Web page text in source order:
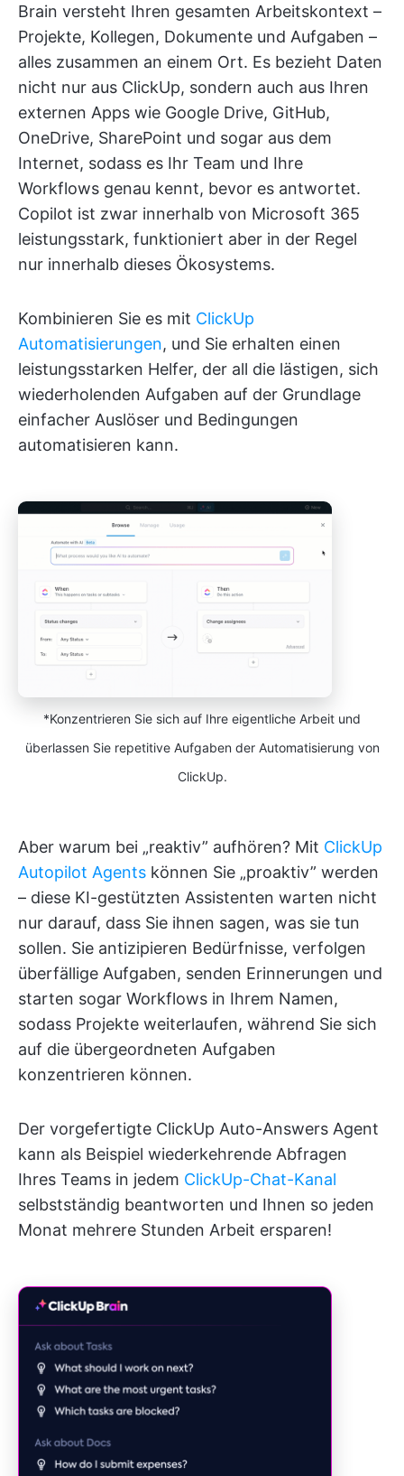
Brain versteht Ihren gesamten Arbeitskontext –
Projekte, Kollegen, Dokumente und Aufgaben –
alles zusammen an einem Ort. Es bezieht Daten
nicht nur aus ClickUp, sondern auch aus Ihren
externen Apps wie Google Drive, GitHub,
OneDrive, SharePoint und sogar aus dem
Internet, sodass es Ihr Team und Ihre
Workflows genau kennt, bevor es antwortet.
Copilot ist zwar innerhalb von Microsoft 365
leistungsstark, funktioniert aber in der Regel
nur innerhalb dieses Ökosystems.
Kombinieren Sie es mit ClickUp
Automatisierungen, und Sie erhalten einen
leistungsstarken Helfer, der all die lästigen, sich
wiederholenden Aufgaben auf der Grundlage
einfacher Auslöser und Bedingungen
automatisieren kann.
*Konzentrieren Sie sich auf Ihre eigentliche Arbeit und
überlassen Sie repetitive Aufgaben der Automatisierung von
ClickUp.
Aber warum bei „reaktiv” aufhören? Mit ClickUp
Autopilot Agents können Sie „proaktiv” werden
– diese KI-gestützten Assistenten warten nicht
nur darauf, dass Sie ihnen sagen, was sie tun
sollen. Sie antizipieren Bedürfnisse, verfolgen
überfällige Aufgaben, senden Erinnerungen und
starten sogar Workflows in Ihrem Namen,
sodass Projekte weiterlaufen, während Sie sich
auf die übergeordneten Aufgaben
konzentrieren können.
Der vorgefertigte ClickUp Auto-Answers Agent
kann als Beispiel wiederkehrende Abfragen
Ihres Teams in jedem ClickUp-Chat-Kanal
selbstständig beantworten und Ihnen so jeden
Monat mehrere Stunden Arbeit ersparen!